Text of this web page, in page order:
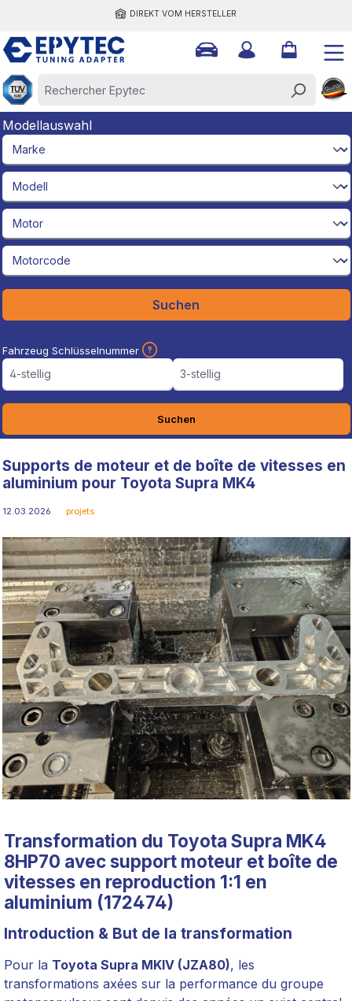
DIREKT VOM HERSTELLER
Modellauswahl
brandId
modelId
engineId
engineCodeId
Suchen
Fahrzeug Schlüsselnummer
4-stellig
3-stellig
Suchen
Supports de moteur et de boîte de vitesses en
aluminium pour Toyota Supra MK4
12.03.2026 projets
Transformation du Toyota Supra MK4
8HP70 avec support moteur et boîte de
vitesses en reproduction 1:1 en
aluminium (172474)
Introduction & But de la transformation
Pour la Toyota Supra MKIV (JZA80), les
transformations axées sur la performance du groupe